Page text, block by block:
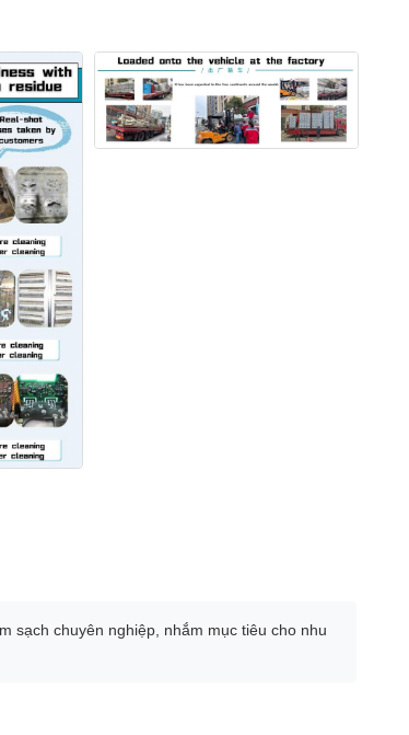
sạch chuyên nghiệp, nhắm mục tiêu cho nhu